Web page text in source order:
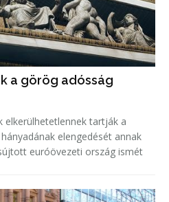
a görög adósság
elkerülhetetlennek tartják a
elengedését annak
euróövezeti ország ismét